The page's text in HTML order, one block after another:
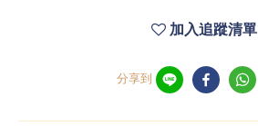
加入追蹤清單
分享到